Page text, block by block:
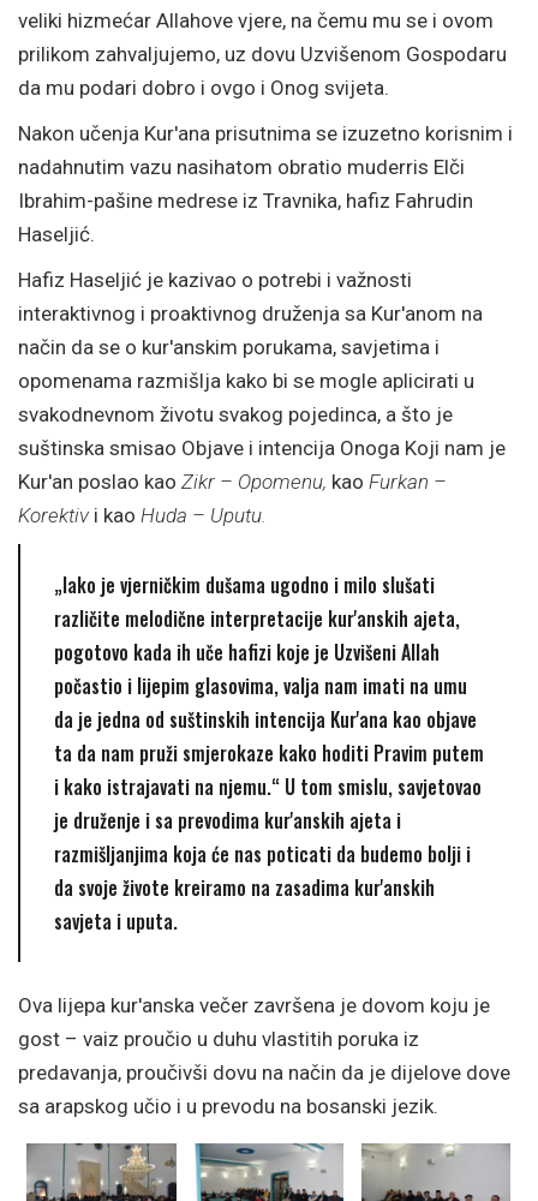
veliki hizmećar Allahove vjere, na čemu mu se i ovom
prilikom zahvaljujemo, uz dovu Uzvišenom Gospodaru
da mu podari dobro i ovgo i Onog svijeta.
Nakon učenja Kur'ana prisutnima se izuzetno korisnim i
nadahnutim vazu nasihatom obratio muderris Elči
Ibrahim-pašine medrese iz Travnika, hafiz Fahrudin
Haseljić.
Hafiz Haseljić je kazivao o potrebi i važnosti
interaktivnog i proaktivnog druženja sa Kur'anom na
način da se o kur'anskim porukama, savjetima i
opomenama razmišlja kako bi se mogle aplicirati u
svakodnevnom životu svakog pojedinca, a što je
suštinska smisao Objave i intencija Onoga Koji nam je
Kur'an poslao kao Zikr – Opomenu, kao Furkan –
Korektiv i kao Huda – Uputu.
„Iako je vjerničkim dušama ugodno i milo slušati
različite melodične interpretacije kur'anskih ajeta,
pogotovo kada ih uče hafizi koje je Uzvišeni Allah
počastio i lijepim glasovima, valja nam imati na umu
da je jedna od suštinskih intencija Kur'ana kao objave
ta da nam pruži smjerokaze kako hoditi Pravim putem
i kako istrajavati na njemu.“ U tom smislu, savjetovao
je druženje i sa prevodima kur'anskih ajeta i
razmišljanjima koja će nas poticati da budemo bolji i
da svoje živote kreiramo na zasadima kur'anskih
savjeta i uputa.
Ova lijepa kur'anska večer završena je dovom koju je
gost – vaiz proučio u duhu vlastitih poruka iz
predavanja, proučivši dovu na način da je dijelove dove
sa arapskog učio i u prevodu na bosanski jezik.